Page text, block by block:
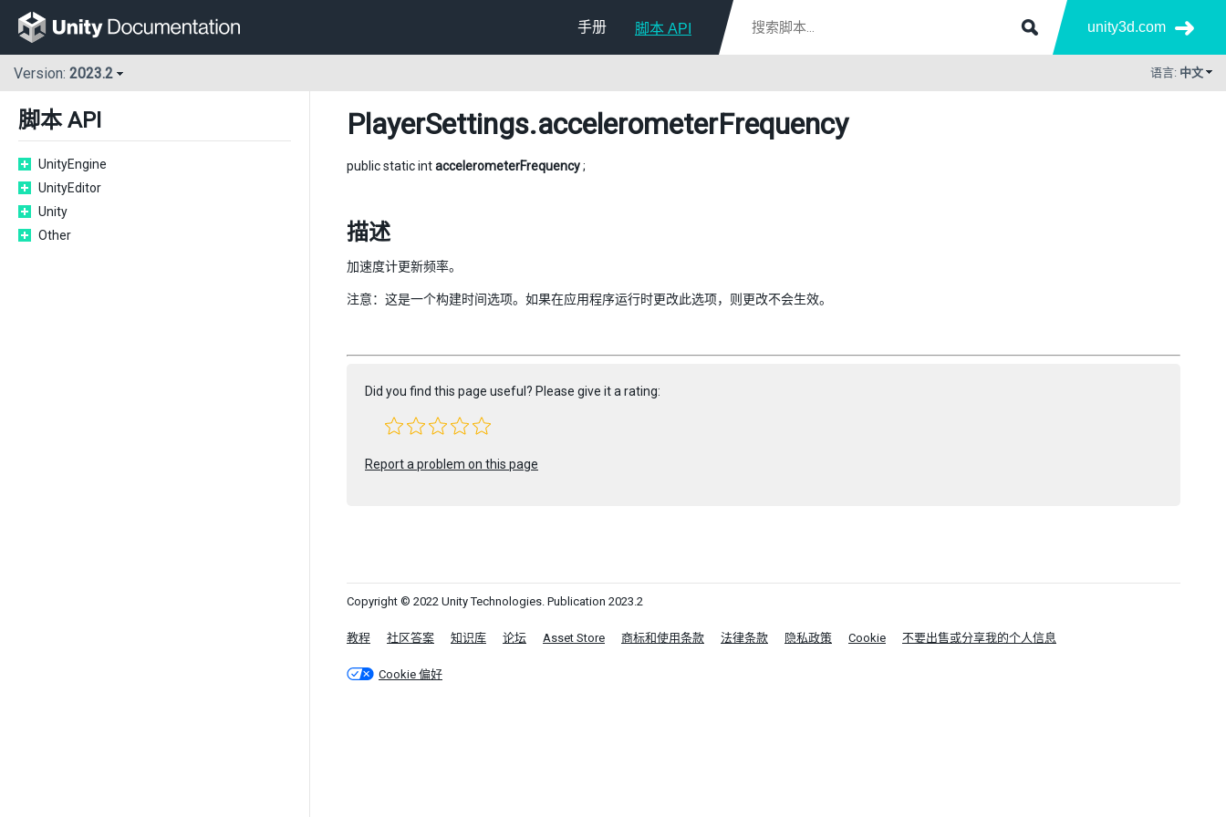
手册 脚本 API unity3d.com
Version: 2023.2 语言: 中文
脚本 API
UnityEngine
UnityEditor
Unity
Other
PlayerSettings.accelerometerFrequency
public static intaccelerometerFrequency;
描述
加速度计更新频率。
注意：这是一个构建时间选项。如果在应用程序运行时更改此选项，则更改不会生效。
Did you find this page useful? Please give it a rating:
Report a problem on this page
Copyright © 2022 Unity Technologies. Publication 2023.2
教程 社区答案 知识库 论坛 Asset Store 商标和使用条款 法律条款 隐私政策 Cookie 不要出售或分享我的个人信息
Cookie 偏好